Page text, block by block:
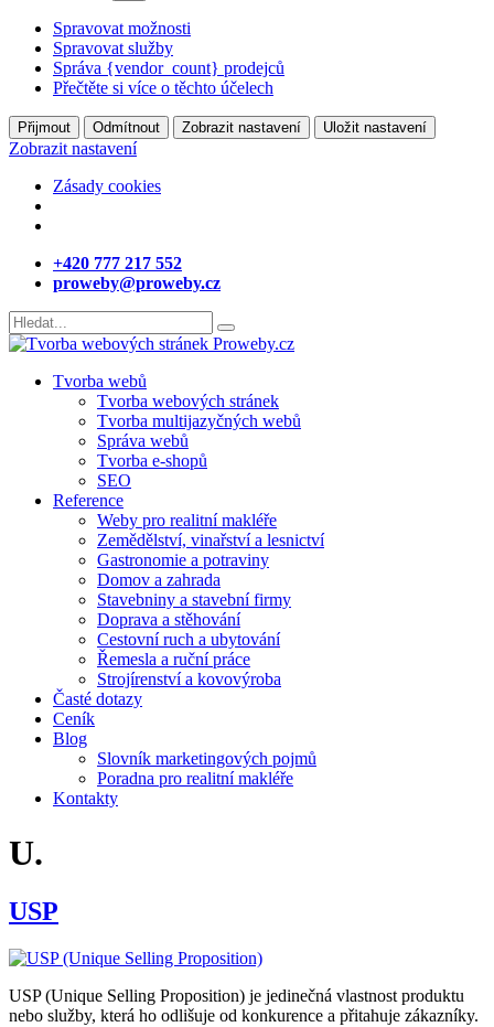
Spravovat možnosti
Spravovat služby
Správa {vendor_count} prodejců
Přečtěte si více o těchto účelech
Přijmout Odmítnout Zobrazit nastavení Uložit nastavení
Zobrazit nastavení
Zásady cookies
+420 777 217 552
proweby@proweby.cz
Tvorba webů
Tvorba webových stránek
Tvorba multijazyčných webů
Správa webů
Tvorba e-shopů
SEO
Reference
Weby pro realitní makléře
Zemědělství, vinařství a lesnictví
Gastronomie a potraviny
Domov a zahrada
Stavebniny a stavební firmy
Doprava a stěhování
Cestovní ruch a ubytování
Řemesla a ruční práce
Strojírenství a kovovýroba
Časté dotazy
Ceník
Blog
Slovník marketingových pojmů
Poradna pro realitní makléře
Kontakty
U.
USP
USP (Unique Selling Proposition) je jedinečná vlastnost produktu
nebo služby, která ho odlišuje od konkurence a přitahuje zákazníky.